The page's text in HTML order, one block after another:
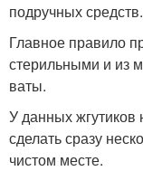
подручных средств.
Главное правило
стерильными и из
ваты.
У данных жгутиков
сделать сразу
чистом месте.